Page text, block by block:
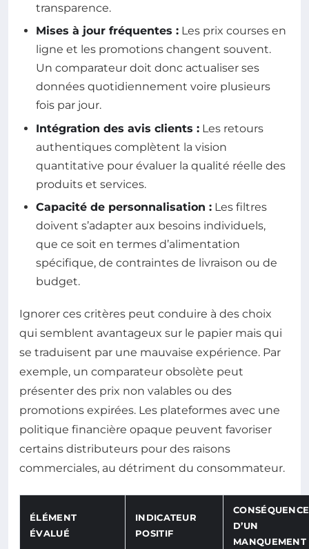
transparence.
Mises à jour fréquentes : Les prix courses en
ligne et les promotions changent souvent.
Un comparateur doit donc actualiser ses
données quotidiennement voire plusieurs
fois par jour.
Intégration des avis clients : Les retours
authentiques complètent la vision
quantitative pour évaluer la qualité réelle des
produits et services.
Capacité de personnalisation : Les filtres
doivent s’adapter aux besoins individuels,
que ce soit en termes d’alimentation
spécifique, de contraintes de livraison ou de
budget.
Ignorer ces critères peut conduire à des choix
qui semblent avantageux sur le papier mais qui
se traduisent par une mauvaise expérience. Par
exemple, un comparateur obsolète peut
présenter des prix non valables ou des
promotions expirées. Les plateformes avec une
politique financière opaque peuvent favoriser
certains distributeurs pour des raisons
commerciales, au détriment du consommateur.
ÉLÉMENT
ÉVALUÉ
INDICATEUR
POSITIF
CONSÉQUENCE
D’UN
MANQUEMENT